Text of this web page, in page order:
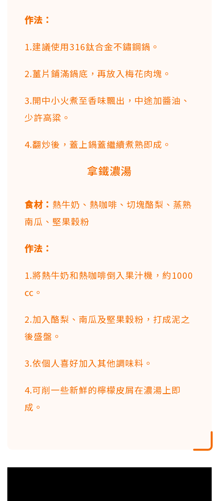
作法：
1.建議使用316鈦合金不鏽鋼鍋。
2.薑片鋪滿鍋底，再放入梅花肉塊。
3.開中小火煮至香味飄出，中途加醬油、
少許高粱。
4.翻炒後，蓋上鍋蓋繼續煮熟即成。
拿鐵濃湯
食材： 熱牛奶、熱咖啡、切塊酪梨、蒸熟
南瓜、堅果穀粉
作法：
1.將熱牛奶和熱咖啡倒入果汁機，約1000
㏄。
2.加入酪梨、南瓜及堅果穀粉，打成泥之
後盛盤。
3.依個人喜好加入其他調味料。
4.可削一些新鮮的檸檬皮屑在濃湯上即
成。